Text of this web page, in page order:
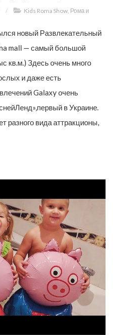
/ Kids Roma Show Рома и
новый Развлекательный
mall — самый большой
кв.м.) Здесь очень много
и даже есть
Galaxy очень
в Украине.
разного вида аттракционы,